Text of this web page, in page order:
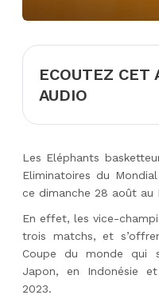
ECOUTEZ CET
AUDIO
Les Eléphants
Eliminatoires du
ce dimanche 28 août au
En effet, les vice-
trois matchs, et
Coupe du monde qui
Japon, en Indonésie
2023.